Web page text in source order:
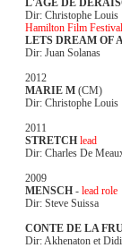
L'AGE DE
Dir: Christophe Louis
Hamilton Film
LETS DREAM OF
Dir: Juan Solanas
2012
MARIE M (CM)
Dir: Christophe Louis
2011
STRETCH lead
Dir: Charles De
2009
MENSCH - lead role
Dir: Steve Suissa
CONTE DE LA
Dir: Akhenaton et